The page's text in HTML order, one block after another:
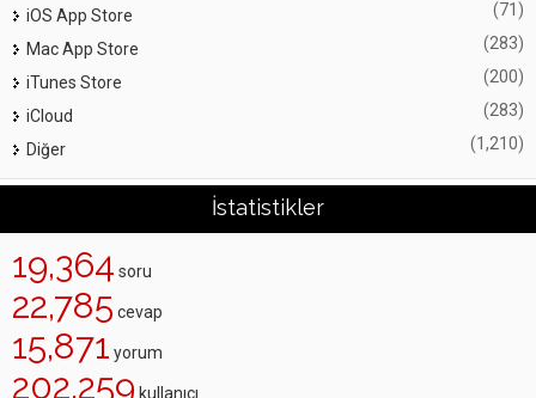
iOS App Store (71)
Mac App Store (283)
iTunes Store (200)
iCloud (283)
Diğer (1,210)
İstatistikler
19,364 soru
22,785 cevap
15,871 yorum
202,259 kullanıcı